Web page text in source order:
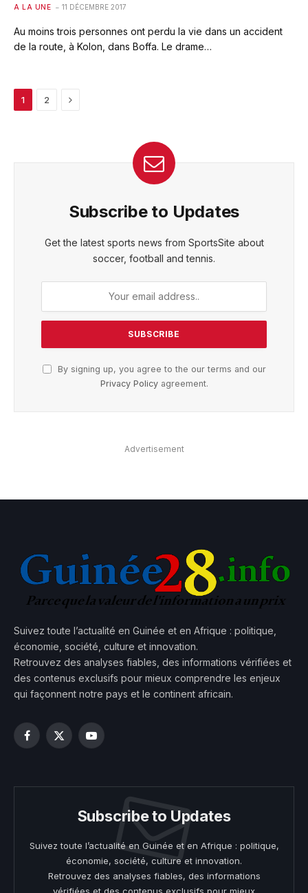
A LA UNE 11 DÉCEMBRE 2017
Au moins trois personnes ont perdu la vie dans un accident
de la route, à Kolon, dans Boffa. Le drame…
1 2 Next
Subscribe to Updates
Get the latest sports news from SportsSite about
soccer, football and tennis.
By signing up, you agree to the our terms and our
Privacy Policyagreement.
Advertisement
Suivez toute l’actualité en Guinée et en Afrique : politique,
économie, société, culture et innovation.
Retrouvez des analyses fiables, des informations vérifiées et
des contenus exclusifs pour mieux comprendre les enjeux
qui façonnent notre pays et le continent africain.
Facebook
X
YouTube
Subscribe to Updates
Suivez toute l’actualité en Guinée et en Afrique : politique,
économie, société, culture et innovation.
Retrouvez des analyses fiables, des informations